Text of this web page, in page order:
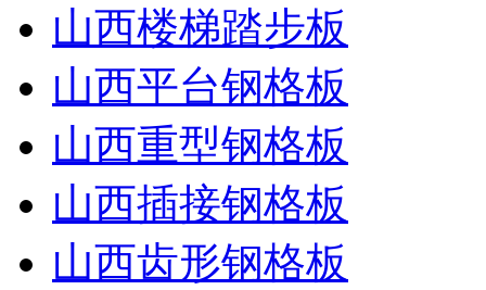
山西楼梯踏步板
山西平台钢格板
山西重型钢格板
山西插接钢格板
山西齿形钢格板